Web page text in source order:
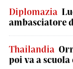
Diplomazia
ambasciatore
Thailandia
poi va a scuola